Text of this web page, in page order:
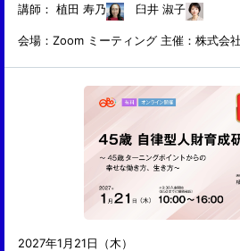
講師： 植田 寿乃 臼井 淑子
会場：Zoom ミーティング 主催：株式会
2027年1月21日（木）